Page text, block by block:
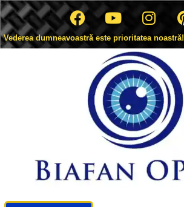
Vederea dumneavoastră este prioritatea noastră!